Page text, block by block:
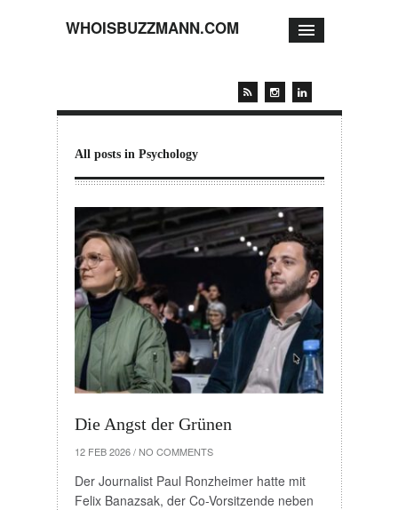
WHOISBUZZMANN.COM
All posts in Psychology
Die Angst der Grünen
12 FEB 2026 / NO COMMENTS
Der Journalist Paul Ronzheimer hatte mit
Felix Banazsak, der Co-Vorsitzende neben